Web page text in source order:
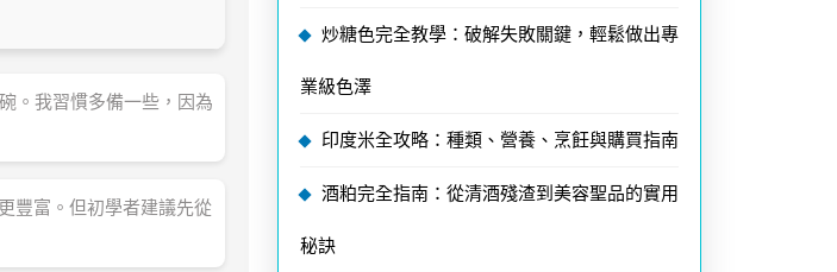
。我習慣多備一些，因為
豐富。但初學者建議先從
炒糖色完全教學：破解失敗關鍵，輕鬆做出專
業級色澤
印度米全攻略：種類、營養、烹飪與購買指南
酒粕完全指南：從清酒殘渣到美容聖品的實用
秘訣